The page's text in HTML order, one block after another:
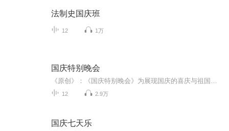
法制史国庆班
12 1万
国庆特别晚会
12 2.9万
国庆七天乐